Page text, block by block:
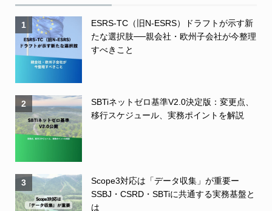
1
ESRS-TC（旧N-ESRS）ドラフトが示す新
たな選択肢──親会社・欧州子会社が今整理
すべきこと
2
SBTiネットゼロ基準V2.0決定版：変更点、
移行スケジュール、実務ポイントを解説
3
Scope3対応は「データ収集」が重要ー
SSBJ・CSRD・SBTiに共通する実務基盤と
は